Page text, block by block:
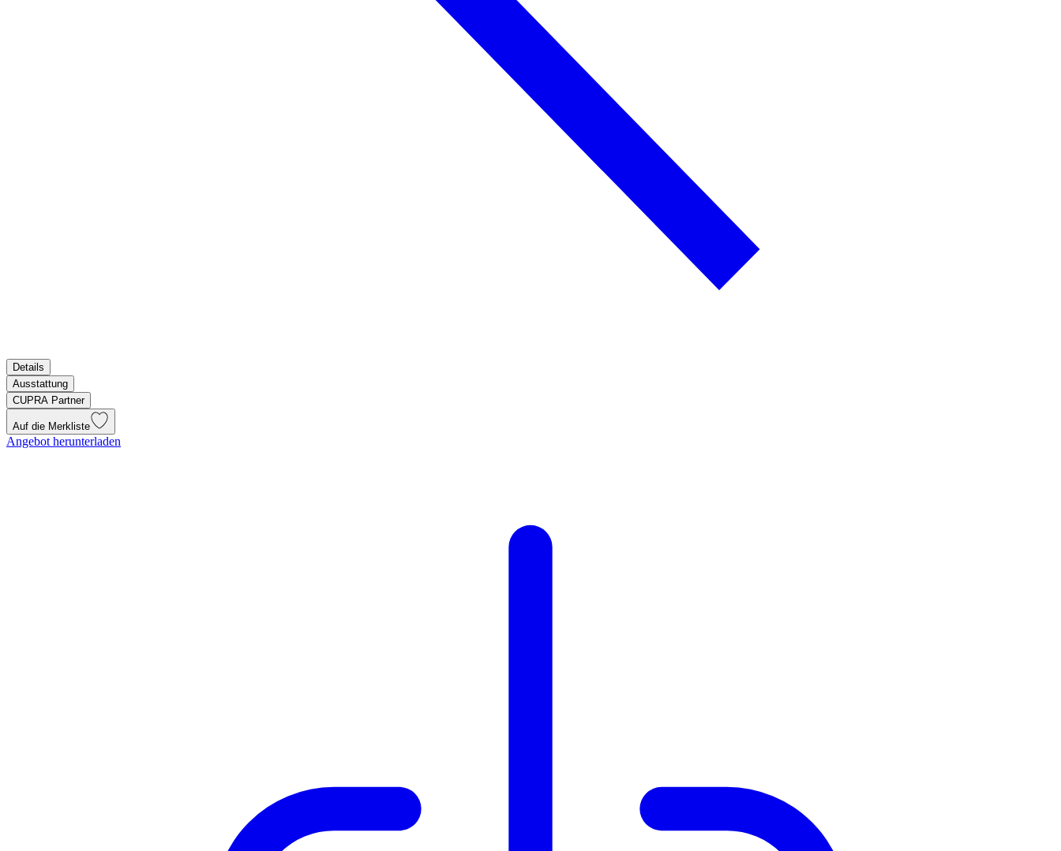
Details
Ausstattung
CUPRA Partner
Auf die Merkliste
Angebot herunterladen